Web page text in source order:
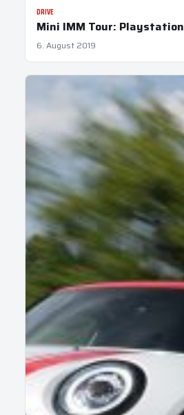
DRIVE
Mini IMM Tour: Playstation
6. August 2019